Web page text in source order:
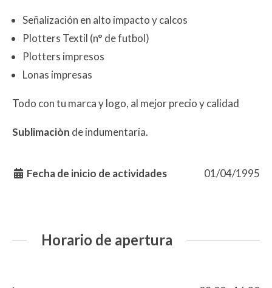
Señalización en alto impacto y calcos
Plotters Textil (n° de futbol)
Plotters impresos
Lonas impresas
Todo con tu marca y logo, al mejor precio y calidad
Sublimaciòn de indumentaria.
Fecha de inicio de actividades 01/04/1995
Horario de apertura